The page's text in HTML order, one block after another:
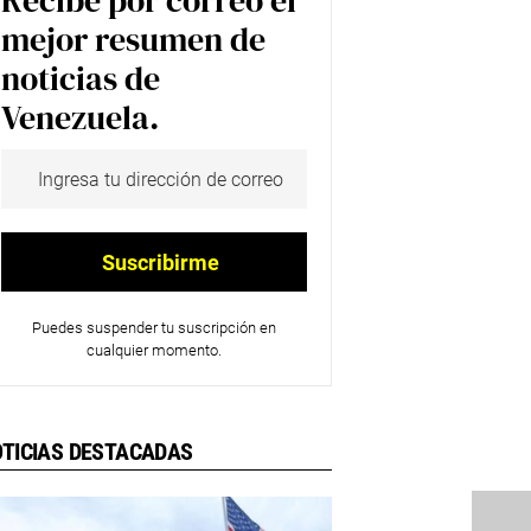
mejor resumen de
noticias de
Venezuela.
Puedes suspender tu suscripción en
cualquier momento.
DESTACADAS